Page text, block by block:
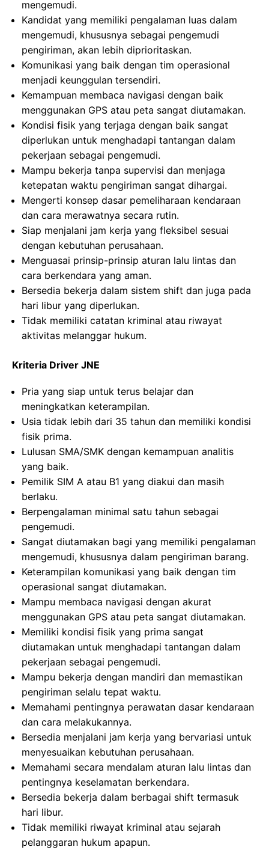
mengemudi.
Kandidat yang memiliki pengalaman luas dalam
mengemudi, khususnya sebagai pengemudi
pengiriman, akan lebih diprioritaskan.
Komunikasi yang baik dengan tim operasional
menjadi keunggulan tersendiri.
Kemampuan membaca navigasi dengan baik
menggunakan GPS atau peta sangat diutamakan.
Kondisi fisik yang terjaga dengan baik sangat
diperlukan untuk menghadapi tantangan dalam
pekerjaan sebagai pengemudi.
Mampu bekerja tanpa supervisi dan menjaga
ketepatan waktu pengiriman sangat dihargai.
Mengerti konsep dasar pemeliharaan kendaraan
dan cara merawatnya secara rutin.
Siap menjalani jam kerja yang fleksibel sesuai
dengan kebutuhan perusahaan.
Menguasai prinsip-prinsip aturan lalu lintas dan
cara berkendara yang aman.
Bersedia bekerja dalam sistem shift dan juga pada
hari libur yang diperlukan.
Tidak memiliki catatan kriminal atau riwayat
aktivitas melanggar hukum.
Kriteria Driver JNE
Pria yang siap untuk terus belajar dan
meningkatkan keterampilan.
Usia tidak lebih dari 35 tahun dan memiliki kondisi
fisik prima.
Lulusan SMA/SMK dengan kemampuan analitis
yang baik.
Pemilik SIM A atau B1 yang diakui dan masih
berlaku.
Berpengalaman minimal satu tahun sebagai
pengemudi.
Sangat diutamakan bagi yang memiliki pengalaman
mengemudi, khususnya dalam pengiriman barang.
Keterampilan komunikasi yang baik dengan tim
operasional sangat diutamakan.
Mampu membaca navigasi dengan akurat
menggunakan GPS atau peta sangat diutamakan.
Memiliki kondisi fisik yang prima sangat
diutamakan untuk menghadapi tantangan dalam
pekerjaan sebagai pengemudi.
Mampu bekerja dengan mandiri dan memastikan
pengiriman selalu tepat waktu.
Memahami pentingnya perawatan dasar kendaraan
dan cara melakukannya.
Bersedia menjalani jam kerja yang bervariasi untuk
menyesuaikan kebutuhan perusahaan.
Memahami secara mendalam aturan lalu lintas dan
pentingnya keselamatan berkendara.
Bersedia bekerja dalam berbagai shift termasuk
hari libur.
Tidak memiliki riwayat kriminal atau sejarah
pelanggaran hukum apapun.